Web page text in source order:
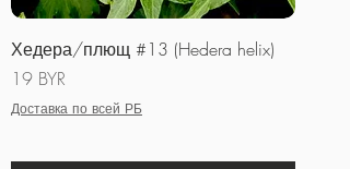
Хедера/плющ #13 (Hedera helix)
Цена
19 BYR
Доставка по всей РБ